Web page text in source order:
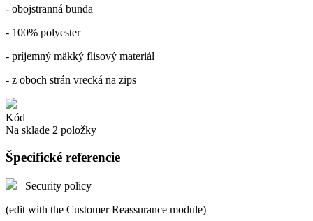
- obojstranná bunda
- 100% polyester
- príjemný mäkký flisový materiál
- z oboch strán vrecká na zips
Kód
Na sklade 2 položky
Špecifické referencie
Security policy
(edit with the Customer Reassurance module)